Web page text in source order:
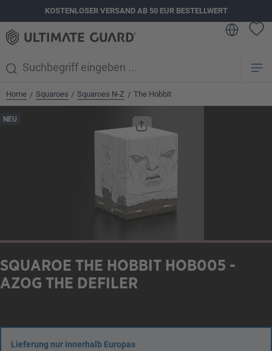
springenKOSTENLOSER VERSAND AB 50 EUR BESTELLWERT
Home / Squaroes / Squaroes N-Z / The Hobbit
NEU
SQUAROE THE HOBBIT HOB005 -
AZOG THE DEFILER
Lieferung nur innerhalb Europas